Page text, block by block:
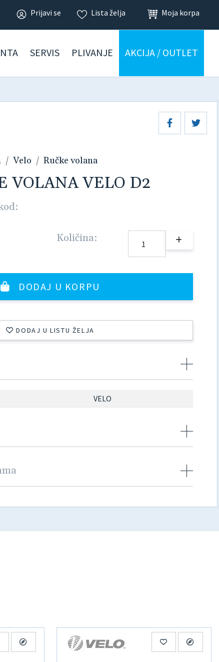
Prijavi se Lista želja Moja korpa
SERVIS PLIVANJE AKCIJA / OUTLET
Velo Ručke volana
VOLANA VELO D2
Količina:
DODAJ U KORPU
DODAJ U LISTU ŽELJA
VELO